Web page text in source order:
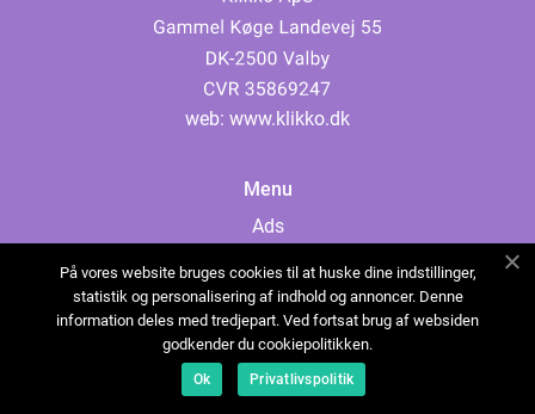
web: www.klikko.dk
Menu
Ads
Cookies
Contact
Sitemap
På vores website bruges cookies til at huske dine indstillinger,
statistik og personalisering af indhold og annoncer. Denne
information deles med tredjepart. Ved fortsat brug af websiden
godkender du cookiepolitikken.
Ok Privatlivspolitik